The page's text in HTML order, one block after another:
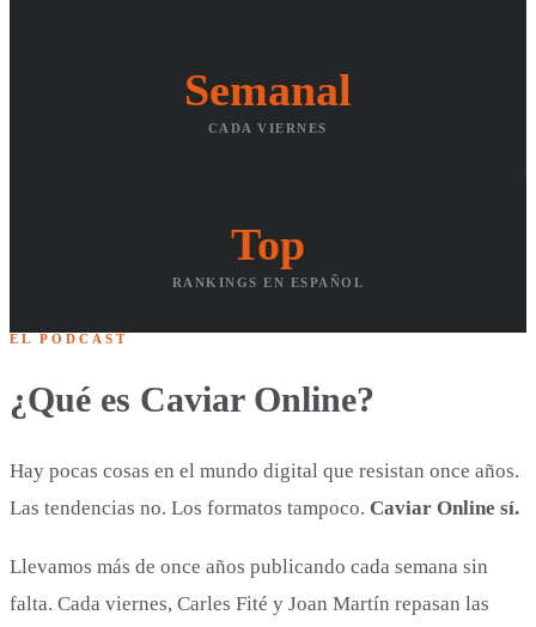
Semanal
CADA VIERNES
Top
RANKINGS EN ESPAÑOL
EL PODCAST
¿Qué es Caviar Online?
Hay pocas cosas en el mundo digital que resistan once años.
Las tendencias no. Los formatos tampoco. Caviar Online sí.
Llevamos más de once años publicando cada semana sin
falta. Cada viernes, Carles Fité y Joan Martín repasan las